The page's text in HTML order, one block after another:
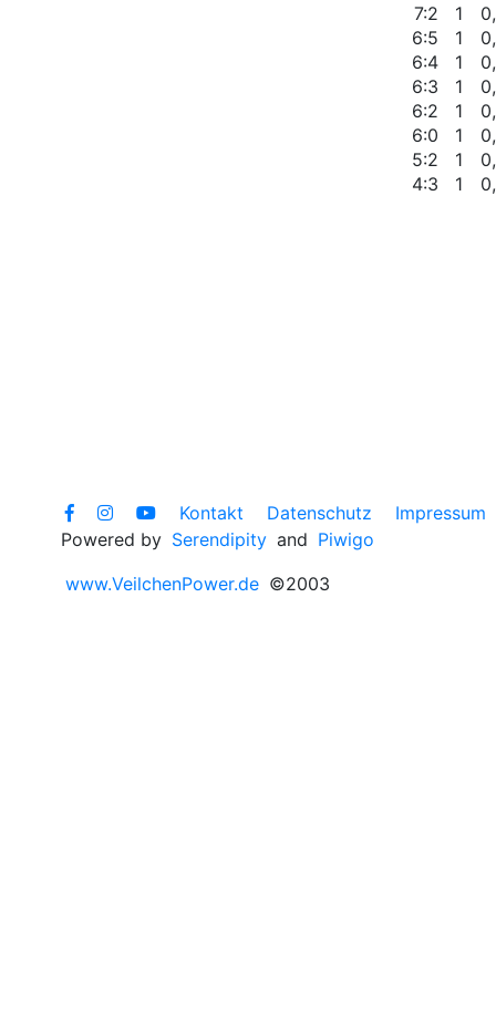
7:2
1
6:5
1
6:4
1
6:3
1
6:2
1
6:0
1
5:2
1
4:3
1
Kontakt Datenschutz
Impressum
Powered by Serendipity and Piwigo
www.VeilchenPower.de ©2003